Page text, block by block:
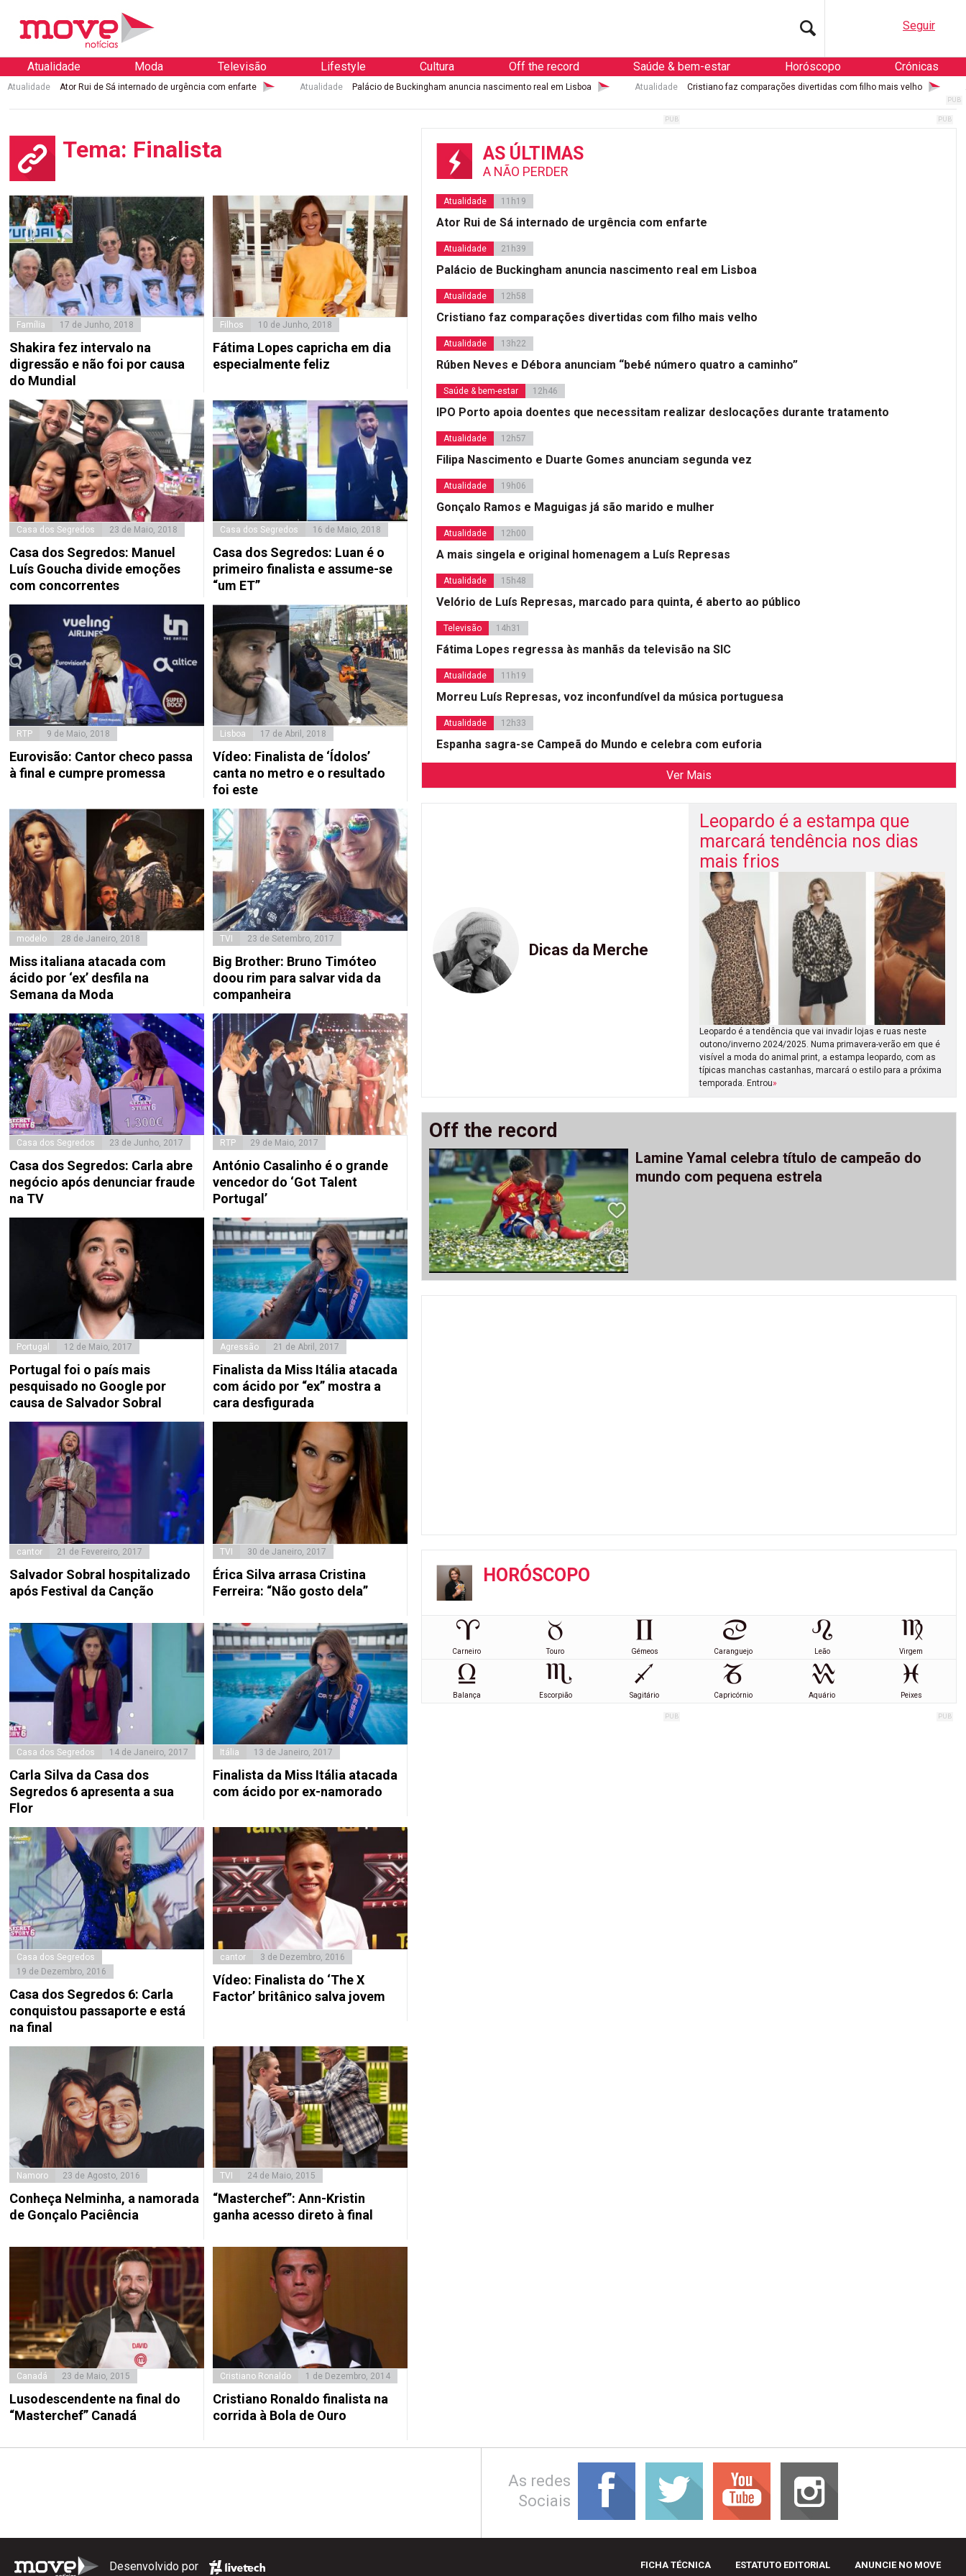
Seguir
Atualidade Moda Televisão Lifestyle Cultura Off the record Saúde & bem-estar Horóscopo Crónicas
Atualidade Ator Rui de Sá internado de urgência com enfarte Atualidade Palácio de Buckingham anuncia nascimento real em Lisboa Atualidade Cristiano faz comparações divertidas com filho mais velho
Tema: Finalista
Família 17 de Junho, 2018
Shakira fez intervalo na
digressão e não foi por causa
do Mundial
Filhos 10 de Junho, 2018
Fátima Lopes capricha em dia
especialmente feliz
Casa dos Segredos 23 de Maio, 2018
Casa dos Segredos: Manuel
Luís Goucha divide emoções
com concorrentes
Casa dos Segredos 16 de Maio, 2018
Casa dos Segredos: Luan é o
primeiro finalista e assume-se
“um ET”
RTP 9 de Maio, 2018
Eurovisão: Cantor checo passa
à final e cumpre promessa
Lisboa 17 de Abril, 2018
Vídeo: Finalista de ‘Ídolos’
canta no metro e o resultado
foi este
modelo 28 de Janeiro, 2018
Miss italiana atacada com
ácido por ‘ex’ desfila na
Semana da Moda
TVI 23 de Setembro, 2017
Big Brother: Bruno Timóteo
doou rim para salvar vida da
companheira
Casa dos Segredos 23 de Junho, 2017
Casa dos Segredos: Carla abre
negócio após denunciar fraude
na TV
RTP 29 de Maio, 2017
António Casalinho é o grande
vencedor do ‘Got Talent
Portugal’
Portugal 12 de Maio, 2017
Portugal foi o país mais
pesquisado no Google por
causa de Salvador Sobral
Agressão 21 de Abril, 2017
Finalista da Miss Itália atacada
com ácido por “ex” mostra a
cara desfigurada
cantor 21 de Fevereiro, 2017
Salvador Sobral hospitalizado
após Festival da Canção
TVI 30 de Janeiro, 2017
Érica Silva arrasa Cristina
Ferreira: “Não gosto dela”
Casa dos Segredos 14 de Janeiro, 2017
Carla Silva da Casa dos
Segredos 6 apresenta a sua
Flor
Itália 13 de Janeiro, 2017
Finalista da Miss Itália atacada
com ácido por ex-namorado
Casa dos Segredos
19 de Dezembro, 2016
Casa dos Segredos 6: Carla
conquistou passaporte e está
na final
cantor 3 de Dezembro, 2016
Vídeo: Finalista do ‘The X
Factor’ britânico salva jovem
Namoro 23 de Agosto, 2016
Conheça Nelminha, a namorada
de Gonçalo Paciência
TVI 24 de Maio, 2015
“Masterchef”: Ann-Kristin
ganha acesso direto à final
Canadá 23 de Maio, 2015
Lusodescendente na final do
“Masterchef” Canadá
Cristiano Ronaldo 1 de Dezembro, 2014
Cristiano Ronaldo finalista na
corrida à Bola de Ouro
AS ÚLTIMAS
A NÃO PERDER
Atualidade 11h19
Ator Rui de Sá internado de urgência com enfarte
Atualidade 21h39
Palácio de Buckingham anuncia nascimento real em Lisboa
Atualidade 12h58
Cristiano faz comparações divertidas com filho mais velho
Atualidade 13h22
Rúben Neves e Débora anunciam “bebé número quatro a caminho”
Saúde & bem-estar 12h46
IPO Porto apoia doentes que necessitam realizar deslocações durante tratamento
Atualidade 12h57
Filipa Nascimento e Duarte Gomes anunciam segunda vez
Atualidade 19h06
Gonçalo Ramos e Maguigas já são marido e mulher
Atualidade 12h00
A mais singela e original homenagem a Luís Represas
Atualidade 15h48
Velório de Luís Represas, marcado para quinta, é aberto ao público
Televisão 14h31
Fátima Lopes regressa às manhãs da televisão na SIC
Atualidade 11h19
Morreu Luís Represas, voz inconfundível da música portuguesa
Atualidade 12h33
Espanha sagra-se Campeã do Mundo e celebra com euforia
Ver Mais
Dicas da Merche
Leopardo é a estampa que
marcará tendência nos dias
mais frios
Leopardo é a tendência que vai invadir lojas e ruas neste
outono/inverno 2024/2025. Numa primavera-verão em que é
visível a moda do animal print, a estampa leopardo, com as
típicas manchas castanhas, marcará o estilo para a próxima
temporada. Entrou»
Off the record
Lamine Yamal celebra título de campeão do
mundo com pequena estrela
HORÓSCOPO
Carneiro Touro Gémeos Caranguejo Leão Virgem
Balança Escorpião Sagitário Capricórnio Aquário Peixes
As redes
Sociais
FICHA TÉCNICA ESTATUTO EDITORIAL ANUNCIE NO MOVE
Desenvolvido por